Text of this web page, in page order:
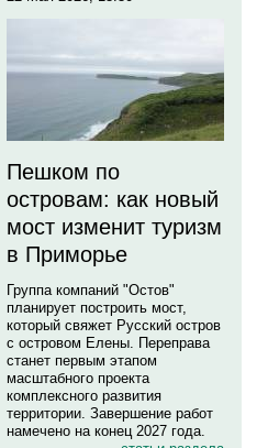
Пешком по
островам: как новый
мост изменит туризм
в Приморье
Группа компаний "Остов"
планирует построить мост,
который свяжет Русский остров
с островом Елены. Переправа
станет первым этапом
масштабного проекта
комплексного развития
территории. Завершение работ
намечено на конец 2027 года.